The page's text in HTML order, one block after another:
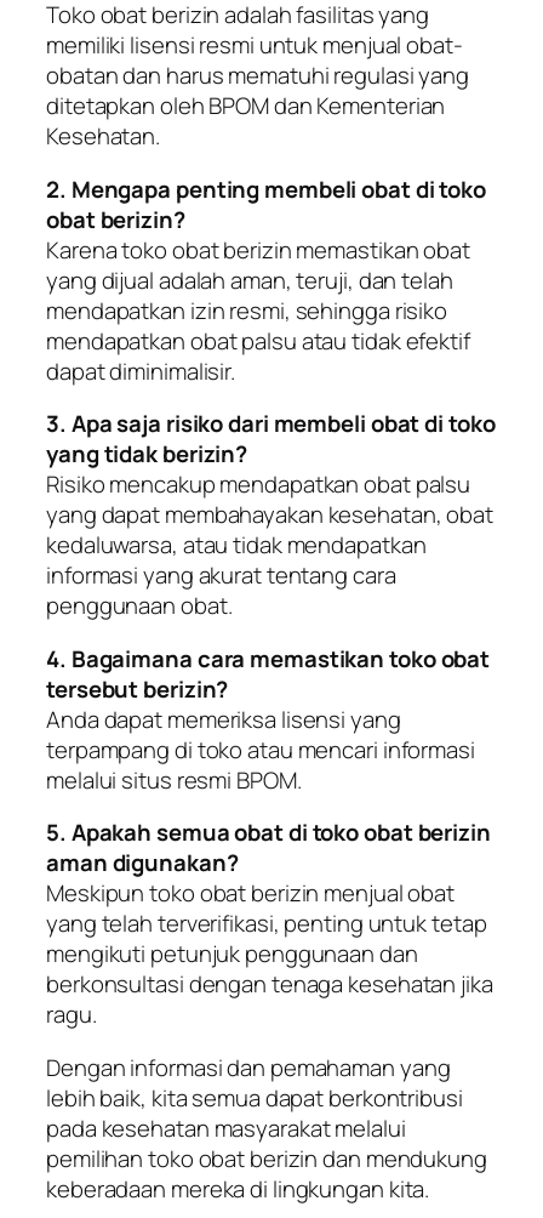
Toko obat berizin adalah fasilitas yang
memiliki lisensi resmi untuk menjual obat-
obatan dan harus mematuhi regulasi yang
ditetapkan oleh BPOM dan Kementerian
Kesehatan.
2. Mengapa penting membeli obat di toko
obat berizin?
Karena toko obat berizin memastikan obat
yang dijual adalah aman, teruji, dan telah
mendapatkan izin resmi, sehingga risiko
mendapatkan obat palsu atau tidak efektif
dapat diminimalisir.
3. Apa saja risiko dari membeli obat di toko
yang tidak berizin?
Risiko mencakup mendapatkan obat palsu
yang dapat membahayakan kesehatan, obat
kedaluwarsa, atau tidak mendapatkan
informasi yang akurat tentang cara
penggunaan obat.
4. Bagaimana cara memastikan toko obat
tersebut berizin?
Anda dapat memeriksa lisensi yang
terpampang di toko atau mencari informasi
melalui situs resmi BPOM.
5. Apakah semua obat di toko obat berizin
aman digunakan?
Meskipun toko obat berizin menjual obat
yang telah terverifikasi, penting untuk tetap
mengikuti petunjuk penggunaan dan
berkonsultasi dengan tenaga kesehatan jika
ragu.
Dengan informasi dan pemahaman yang
lebih baik, kita semua dapat berkontribusi
pada kesehatan masyarakat melalui
pemilihan toko obat berizin dan mendukung
keberadaan mereka di lingkungan kita.